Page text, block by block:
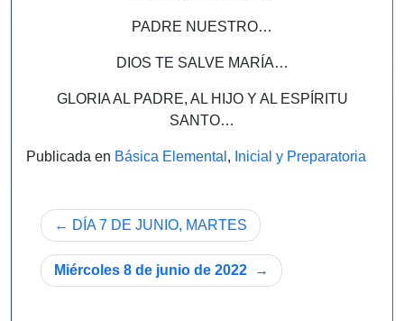
PADRE NUESTRO…
DIOS TE SALVE MARÍA…
GLORIA AL PADRE, AL HIJO Y AL ESPÍRITU
SANTO…
Publicada en Básica Elemental , Inicial y Preparatoria
Navegación
de
entradas
DÍA 7 DE JUNIO, MARTES
Miércoles 8 de junio de 2022